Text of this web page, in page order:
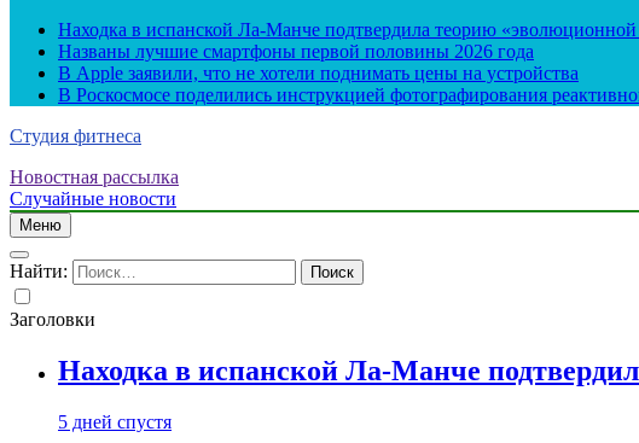
Находка в испанской Ла-Манче подтвердила теорию «эволюционной
Названы лучшие смартфоны первой половины 2026 года
В Apple заявили, что не хотели поднимать цены на устройства
В Роскосмосе поделились инструкцией фотографирования
Студия фитнеса
Новостная рассылка
Случайные новости
Меню
Найти:
Заголовки
Находка в испанской Ла-Манче
5 дней спустя